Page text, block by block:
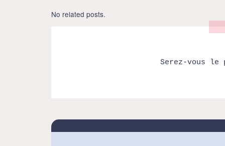
No related posts.
Serez-vous